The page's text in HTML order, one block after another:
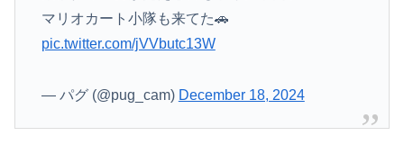
マリオカート小隊も来てた🚗
pic.twitter.com/jVVbutc13W
— パグ (@pug_cam) December 18, 2024